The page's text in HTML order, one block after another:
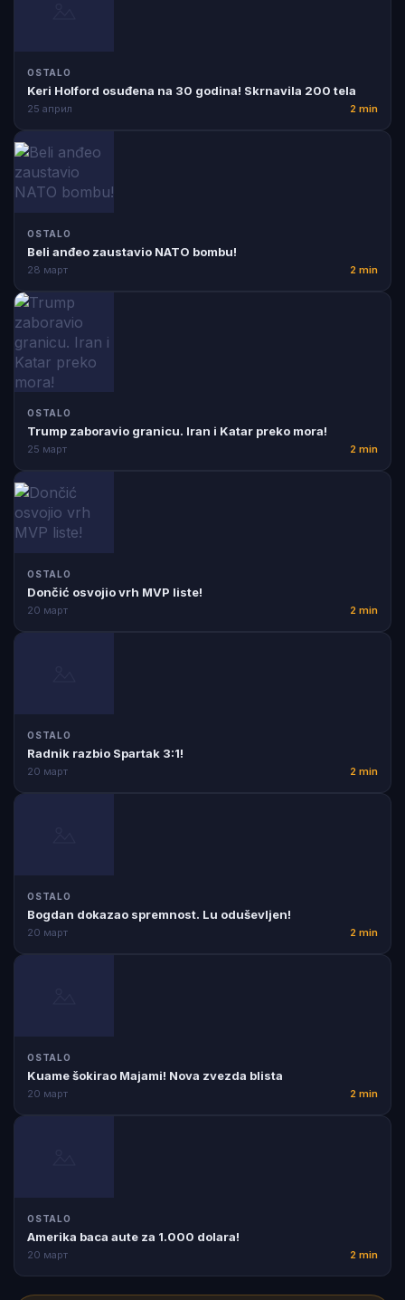
OSTALO
Keri Holford osuđena na 30 godina! Skrnavila 200 tela
25 април 2 min
OSTALO
Beli anđeo zaustavio NATO bombu!
28 март 2 min
OSTALO
Trump zaboravio granicu. Iran i Katar preko mora!
25 март 2 min
OSTALO
Dončić osvojio vrh MVP liste!
20 март 2 min
OSTALO
Radnik razbio Spartak 3:1!
20 март 2 min
OSTALO
Bogdan dokazao spremnost. Lu oduševljen!
20 март 2 min
OSTALO
Kuame šokirao Majami! Nova zvezda blista
20 март 2 min
OSTALO
Amerika baca aute za 1.000 dolara!
20 март 2 min